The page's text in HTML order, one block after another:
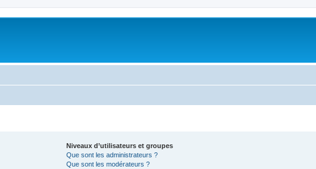
Niveaux d’utilisateurs et groupes
Que sont les administrateurs ?
Que sont les modérateurs ?